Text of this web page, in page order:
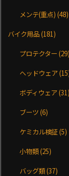
メンテ(重点)(48)
バイク用品(181)
プロテクター(29)
ヘッドウェア
ボディウェア(31)
ブーツ(6)
ケミカル検証(5)
小物類(25)
バッグ類(37)